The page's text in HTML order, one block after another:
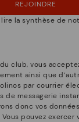
que
ALLER SUR LE
LUXEMBOURG
la vôtreici.
REJOINDRE
la synthèse de
club, vous
ainsi que
par courrier
de messagerie
donc vos
pouvez exercer